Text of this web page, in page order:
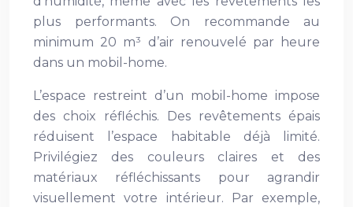
plus performants. On recommande au
minimum 20 m³ d’air renouvelé par heure
dans un mobil-home.
L’espace restreint d’un mobil-home impose
des choix réfléchis. Des revêtements épais
réduisent l’espace habitable déjà limité.
Privilégiez des couleurs claires et des
matériaux réfléchissants pour agrandir
visuellement votre intérieur. Par exemple,